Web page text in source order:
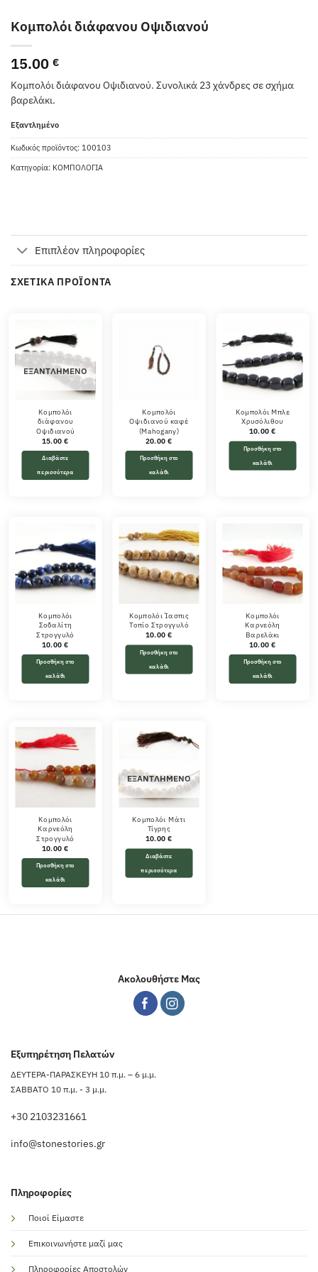
Κομπολόι διάφανου Οψιδιανού
15.00 €
Κομπολόι διάφανου Οψιδιανού. Συνολικά 23 χάνδρες σε σχήμα
βαρελάκι.
Εξαντλημένο
Κωδικός προϊόντος: 100103
Κατηγορία: ΚΟΜΠΟΛΟΓΙΑ
Επιπλέον πληροφορίες
ΣΧΕΤΙΚΆ ΠΡΟΪΌΝΤΑ
ΕΞΑΝΤΛΗΜΈΝΟ
Κομπολόι
διάφανου
Οψιδιανού
15.00€
Διαβάστε
περισσότερα
Κομπολόι
Οψιδιανού καφέ
(Mahogany)
20.00€
Προσθήκη στο
καλάθι
Κομπολόι Μπλε
Χρυσόλιθου
10.00€
Προσθήκη στο
καλάθι
Κομπολόι
Σοδαλίτη
Στρογγυλό
10.00€
Προσθήκη στο
καλάθι
Κομπολόι Ίασπις
Τοπίο Στρογγυλό
10.00€
Προσθήκη στο
καλάθι
Κομπολόι
Καρνεόλη
Βαρελάκι
10.00€
Προσθήκη στο
καλάθι
Κομπολόι
Καρνεόλη
Στρογγυλό
10.00€
Προσθήκη στο
καλάθι
ΕΞΑΝΤΛΗΜΈΝΟ
Κομπολόι Μάτι
Τίγρης
10.00€
Διαβάστε
περισσότερα
Ακολουθήστε Μας
Εξυπηρέτηση Πελατών
ΔΕΥΤΕΡΑ-ΠΑΡΑΣΚΕΥΗ 10 π.μ. – 6 μ.μ.
ΣΑΒΒΑΤΟ 10 π.μ. - 3 μ.μ.
+30 2103231661
info@stonestories.gr
Πληροφορίες
Ποιοί Είμαστε
Επικοινωνήστε μαζί μας
Πληροφορίες Αποστολών